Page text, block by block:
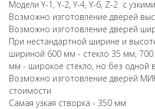
Модели Y-1, Y-2, Y-4, Y-6, Z-2 с
Возможно изготовление дверей
Возможно изготовление дверей
При нестандартной ширине и
шириной 600 мм - стекло 35 мм,
мм - широкое стекло, но без одной
Возможно изготовление дверей
стоимости
Самая узкая створка - 350 мм